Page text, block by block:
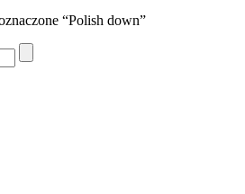
“Polish down”